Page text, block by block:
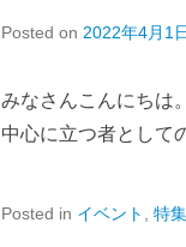
Posted on 2022年4月1
みなさんこんにちは
中心に立つ者として
Posted in イベント 特